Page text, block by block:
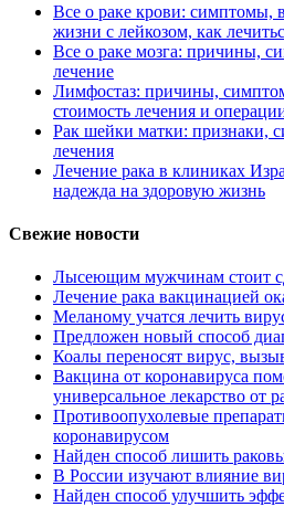
Все о раке крови: симптомы,
жизни с лейкозом, как
Все о раке мозга: причины,
лечение
Лимфостаз: причины,
стоимость лечения и
Рак шейки матки: признаки,
лечения
Лечение рака в клиниках
надежда на здоровую жизнь
Свежие новости
Лысеющим мужчинам стоит
Лечение рака вакцинацией
Меланому учатся лечить
Предложен новый способ
Коалы переносят вирус,
Вакцина от коронавируса
универсальное лекарство от
Противоопухолевые
коронавирусом
Найден способ лишить
В России изучают влияние
Найден способ улучшить